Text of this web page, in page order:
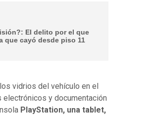
El delito por el que
que cayó desde piso 11
vidrios del vehículo en el
y documentación
PlayStation, una tablet,